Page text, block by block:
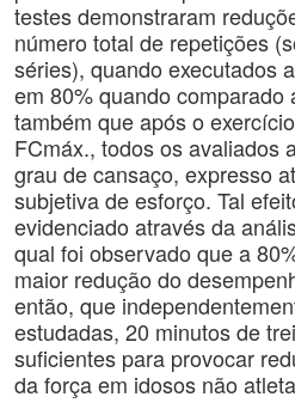
testes demonstraram
número total de repetições
séries), quando executados
em 80% quando comparado
também que após o
FCmáx., todos os avaliados
grau de cansaço, expresso
subjetiva de esforço. Tal
evidenciado através da
qual foi observado que a
maior redução do
então, que
estudadas, 20 minutos de
suficientes para provocar
da força em idosos não